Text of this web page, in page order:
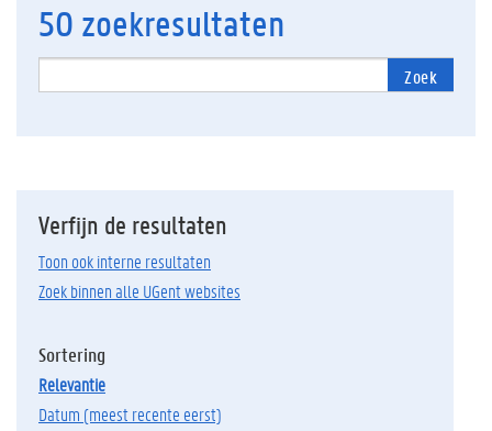
50 zoekresultaten
Zoek
Verfijn de resultaten
Toon ook interne resultaten
Zoek binnen alle UGent websites
Sortering
relevantie
datum (meest recente eerst)